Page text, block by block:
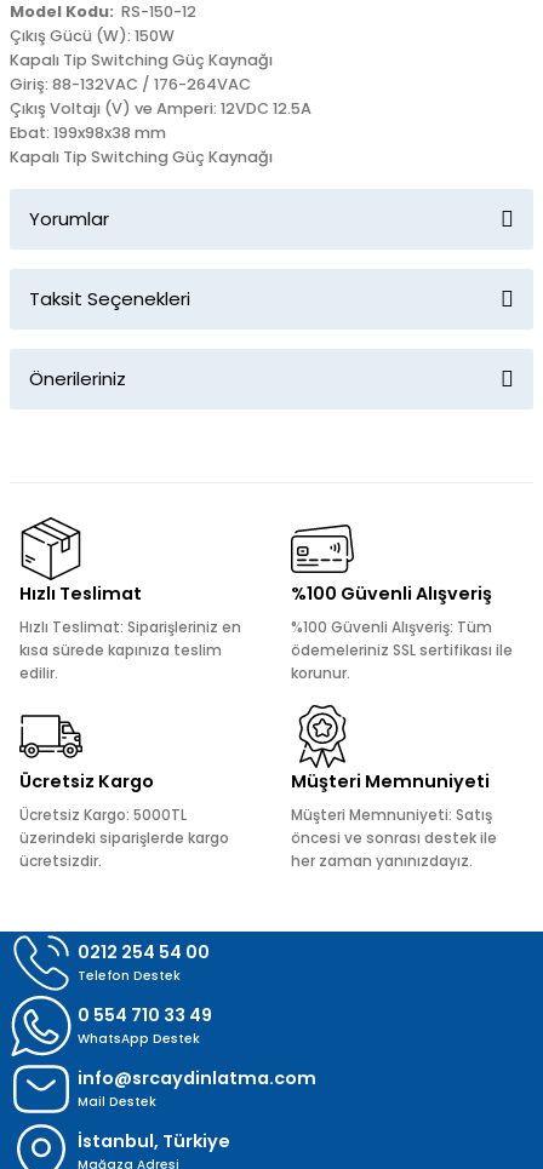
Model Kodu: RS-150-12
Çıkış Gücü (W): 150W
Kapalı Tip Switching Güç Kaynağı
Giriş: 88-132VAC / 176-264VAC
Çıkış Voltajı (V) ve Amperi: 12VDC 12.5A
Ebat: 199x98x38 mm
Kapalı Tip Switching Güç Kaynağı
Yorumlar
Taksit Seçenekleri
Önerileriniz
kullanarak tarafımıza iletebilirsiniz.
Görüş ve önerileriniz için teşekkür ederiz.
Ürün resmi kalitesiz, bozuk veya görüntülenemiyor.
Ürün bilgilerinde hatalar bulunuyor.
Ürün fiyatı diğer sitelerden daha pahalı.
Bu ürüne benzer farklı alternatifler olmalı.
Hızlı Teslimat
Hızlı Teslimat: Siparişleriniz en
kısa sürede kapınıza teslim
edilir.
%100 Güvenli Alışveriş
%100 Güvenli Alışveriş: Tüm
ödemeleriniz SSL sertifikası ile
korunur.
Ücretsiz Kargo
Ücretsiz Kargo: 5000TL
üzerindeki siparişlerde kargo
ücretsizdir.
Müşteri Memnuniyeti
Müşteri Memnuniyeti: Satış
öncesi ve sonrası destek ile
her zaman yanınızdayız.
0212 254 54 00
Telefon Destek
0 554 710 33 49
WhatsApp Destek
info@srcaydinlatma.com
Mail Destek
İstanbul, Türkiye
Mağaza Adresi